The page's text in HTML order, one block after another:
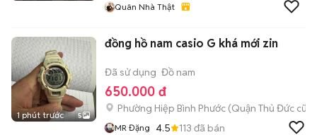
Quân Nhà Thật
1 phút trước 5
đồng hồ nam casio G khá mới zin
Đã sử dụng Đồ nam
650.000 đ
Phường Hiệp Bình Phước (Quận Thủ Đức cũ)
MR Đặng 4.5 113 đã bán